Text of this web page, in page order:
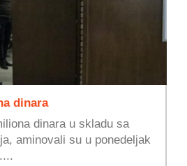
dinara
dinara u skladu sa
aminovali su u ponedeljak